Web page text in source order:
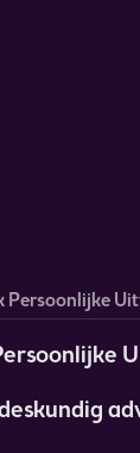
Persoonlijke